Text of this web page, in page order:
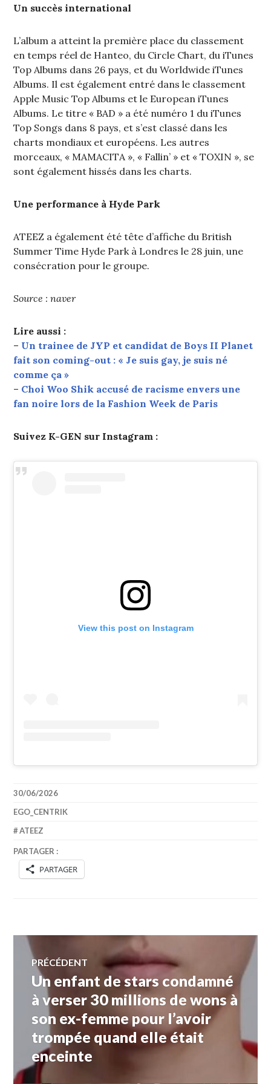
Un succès international
L’album a atteint la première place du classement
en temps réel de Hanteo, du Circle Chart, du iTunes
Top Albums dans 26 pays, et du Worldwide iTunes
Albums. Il est également entré dans le classement
Apple Music Top Albums et le European iTunes
Albums. Le titre « BAD » a été numéro 1 du iTunes
Top Songs dans 8 pays, et s’est classé dans les
charts mondiaux et européens. Les autres
morceaux, « MAMACITA », « Fallin’ » et « TOXIN », se
sont également hissés dans les charts.
Une performance à Hyde Park
ATEEZ a également été tête d’affiche du British
Summer Time Hyde Park à Londres le 28 juin, une
consécration pour le groupe.
Source : naver
Lire aussi :
– Un trainee de JYP et candidat de Boys II Planet
fait son coming-out : « Je suis gay, je suis né
comme ça »
– Choi Woo Shik accusé de racisme envers une
fan noire lors de la Fashion Week de Paris
Suivez K-GEN sur Instagram :
View this post on Instagram
30/06/2026
EGO_CENTRIK
ATEEZ
PARTAGER :
PARTAGER
Navigation
de
l’article
PRÉCÉDENT
Article
précédent :
Un enfant de stars condamné
à verser 30 millions de wons à
son ex-femme pour l’avoir
trompée quand elle était
enceinte